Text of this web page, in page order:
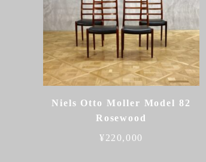
Niels Otto Moller Model 82
Rosewood
¥220,000